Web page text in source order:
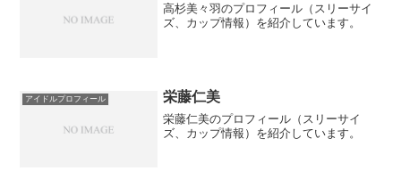
高杉美々羽のプロフィール（スリーサイ
ズ、カップ情報）を紹介しています。
アイドルプロフィール 栄藤仁美
栄藤仁美のプロフィール（スリーサイ
ズ、カップ情報）を紹介しています。